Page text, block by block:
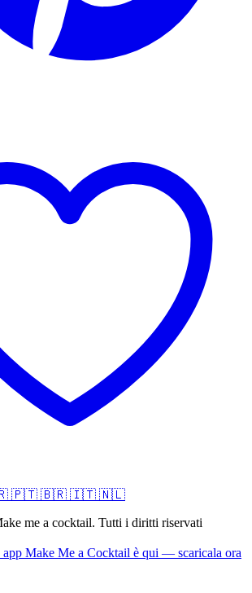
🇵🇹 🇧🇷 🇮🇹 🇳🇱
me a cocktail. Tutti i diritti riservati
Make Me a Cocktail è qui — scaricala ora